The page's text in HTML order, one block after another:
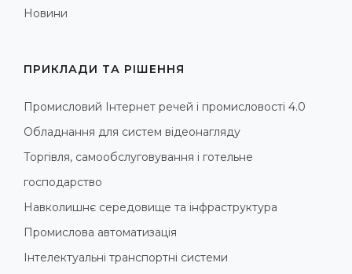
Новини
ПРИКЛАДИ ТА РІШЕННЯ
Промисловий Інтернет речей і промисловості 4.0
Обладнання для систем відеонагляду
Торгівля, самообслуговування і готельне
господарство
Навколишнє середовище та інфраструктура
Промислова автоматизація
Інтелектуальні транспортні системи